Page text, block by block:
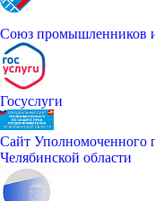
Союз промышленников
Госуслуги
Сайт Уполномоченного
Челябинской области